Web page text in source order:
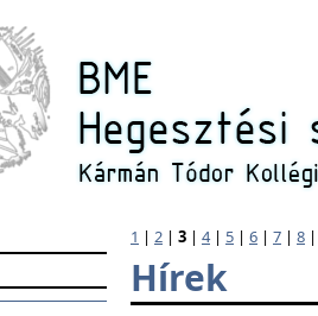
1 | 2 | 3 | 4| 5 | 6 | 7 | 8
Hírek